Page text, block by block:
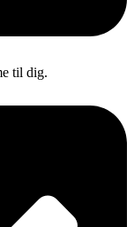
til dig.